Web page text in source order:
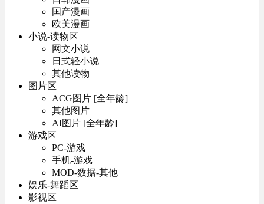
国产漫画
欧美漫画
小说-读物区
网文小说
日式轻小说
其他读物
图片区
ACG图片 [全年龄]
其他图片
AI图片 [全年龄]
游戏区
PC-游戏
手机-游戏
MOD-数据-其他
娱乐-舞蹈区
影视区